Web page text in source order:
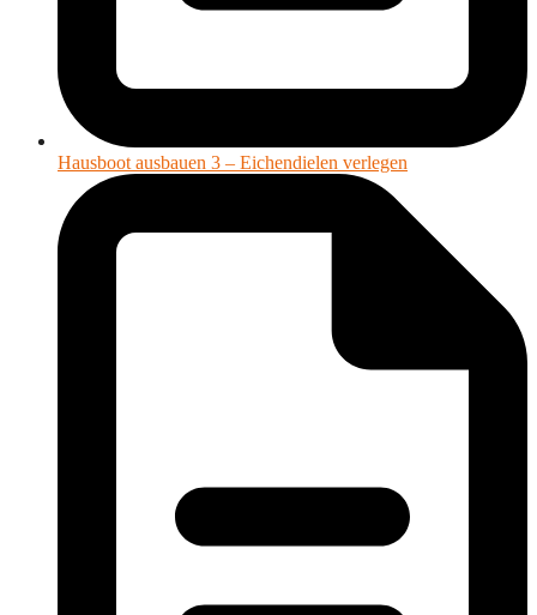
Hausboot ausbauen 3 – Eichendielen verlegen